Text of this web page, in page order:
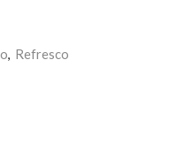
Refresco